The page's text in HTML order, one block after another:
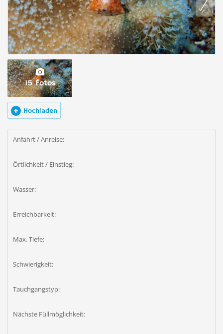
15 Fotos
Hochladen
Anfahrt / Anreise:
Örtlichkeit / Einstieg:
Wasser:
Erreichbarkeit:
Max. Tiefe:
Schwierigkeit:
Tauchgangstyp:
Nächste Füllmöglichkeit: